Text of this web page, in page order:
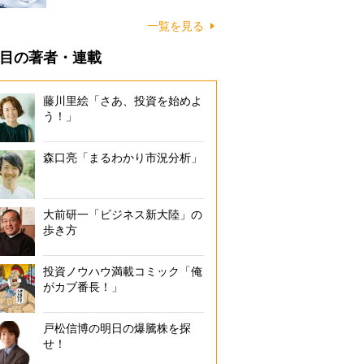
一覧を見る
の著者・連載
藤川里絵「さあ、投資を始めよ
う！」
森口亮「まるわかり市況分析」
大前研一「ビジネス新大陸」の
歩き方
投資ノウハウ満載コミック「俺
がカブ番長！」
戸松信博の明日の爆騰株を探
せ！